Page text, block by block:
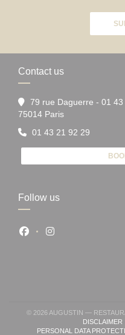
Contact us
79 rue Daguerre - 01 43
75014 Paris((opens in a
01 43 21 92 29
Follow us
Facebook ((opens in a
Instagram
© 2026 AUGUSTIN —
DISCLAIMER
PERSONAL DATA